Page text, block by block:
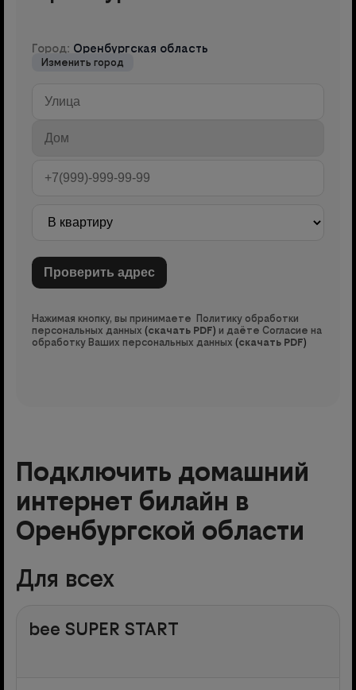
Город: Оренбургская область
Изменить город
Нажимая кнопку, вы принимаете Политику обработки
персональных данных (скачать PDF) и даёте Согласие на
обработку Ваших персональных данных (скачать PDF)
Подключить домашний
интернет билайн в
Оренбургской области
Для всех
bee SUPER START